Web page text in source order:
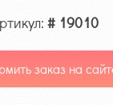
# 19010
заказ на